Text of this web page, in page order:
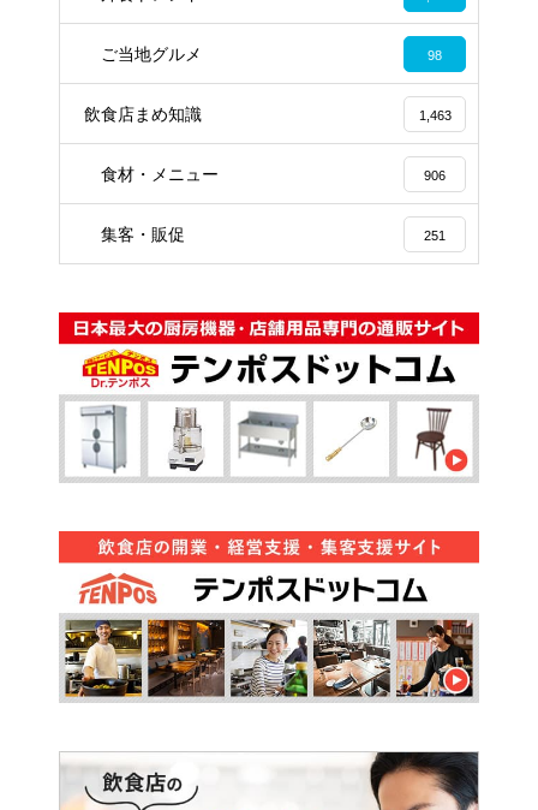
ご当地グルメ 98
飲食店まめ知識 1,463
食材・メニュー 906
集客・販促 251